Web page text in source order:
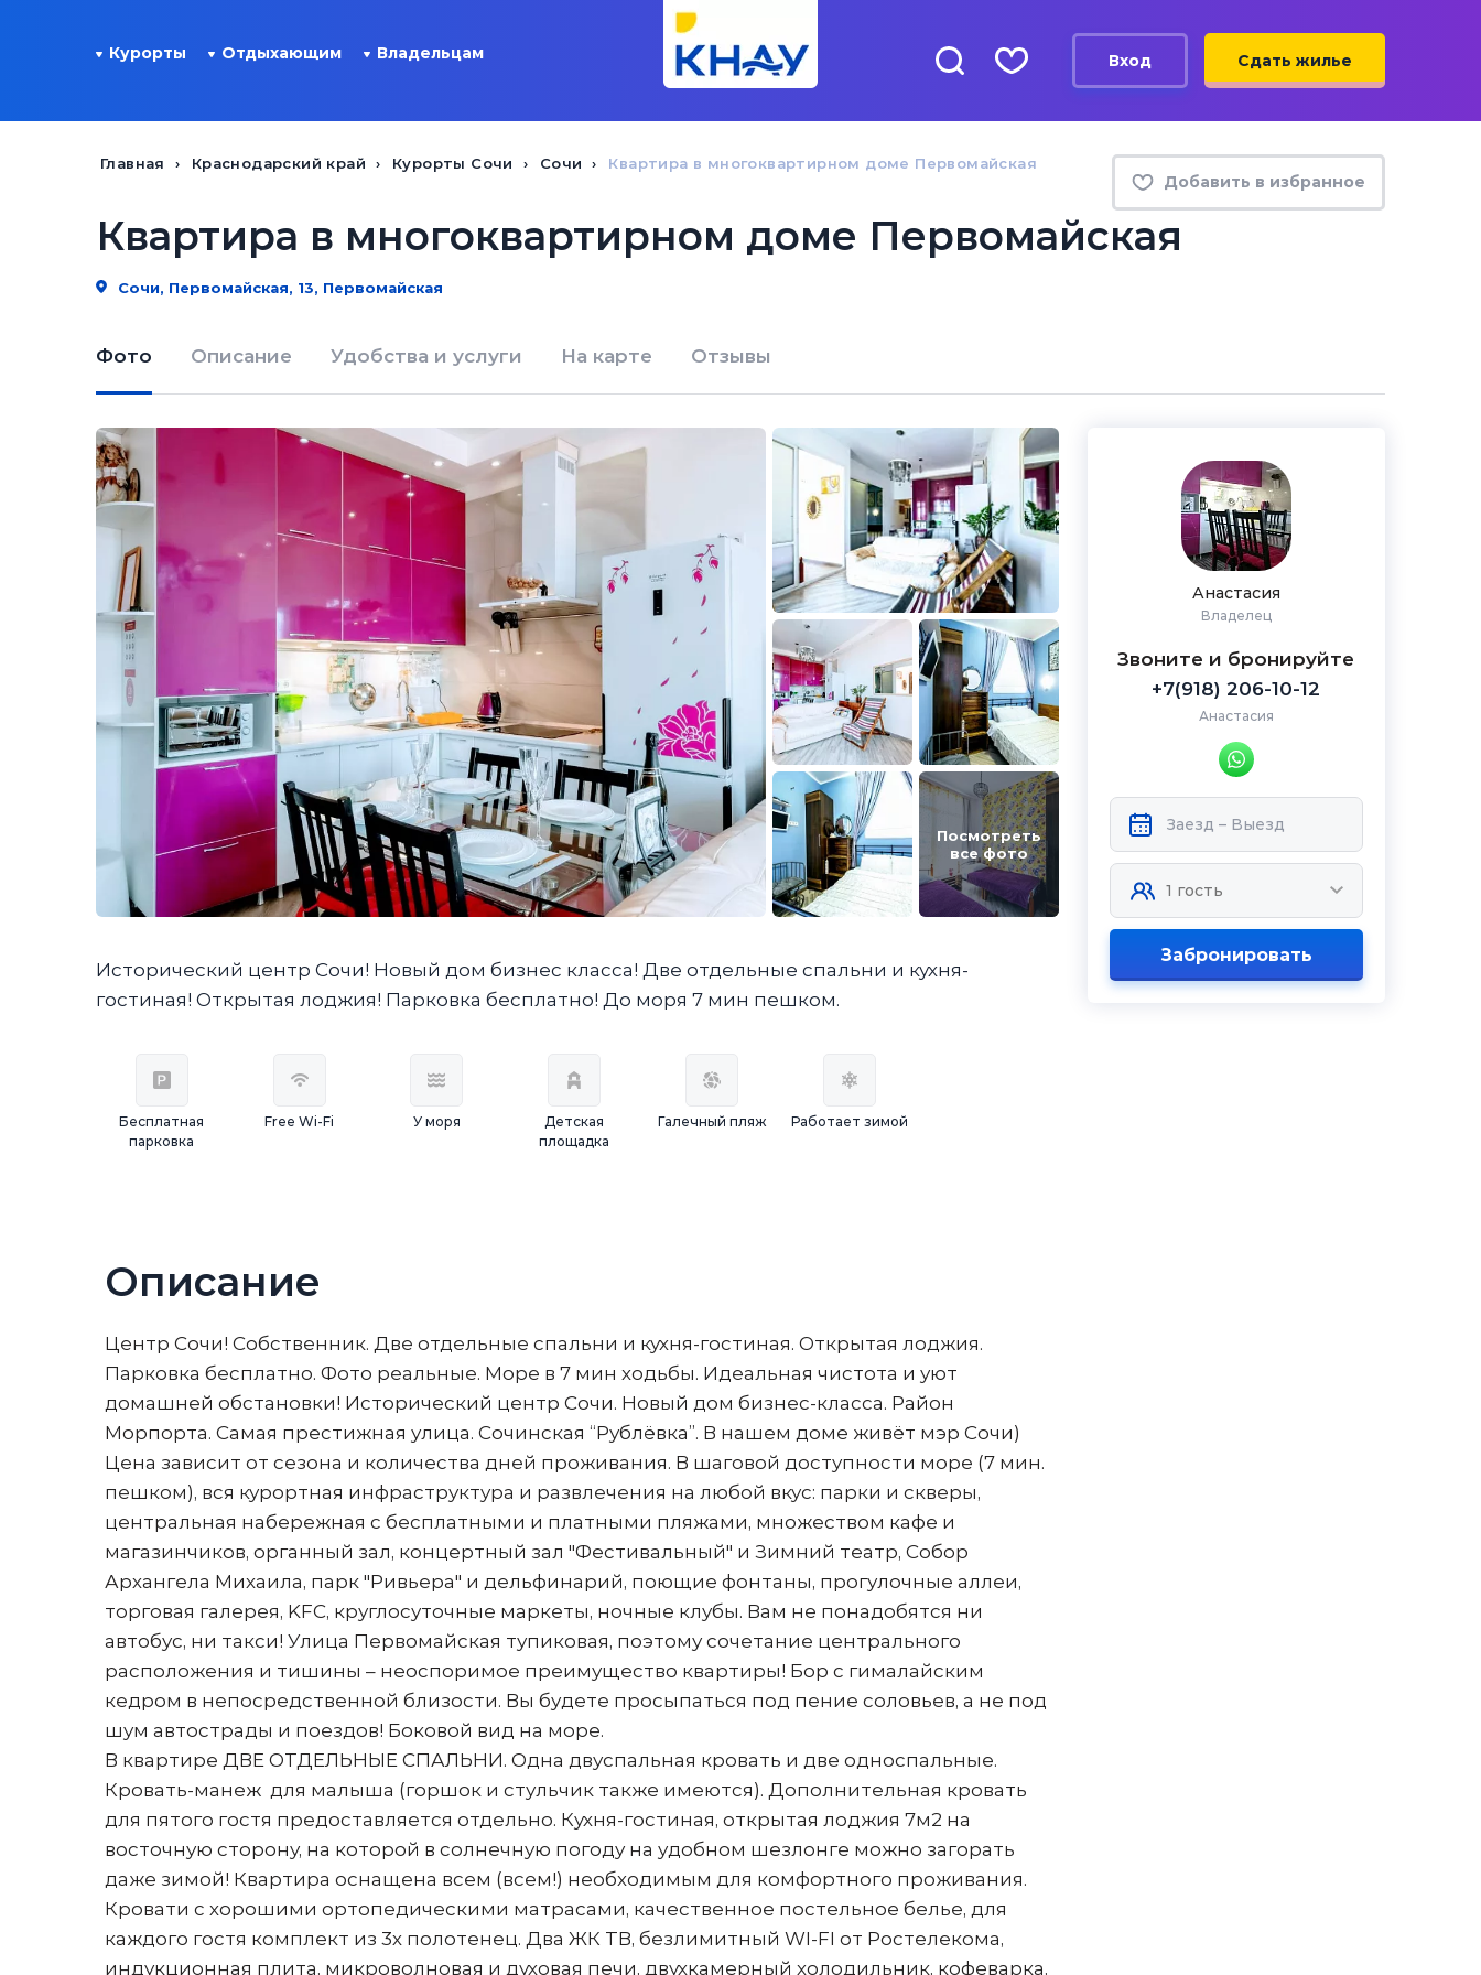
Курорты Отдыхающим Владельцам Вход Сдать жилье
Главная Краснодарский край Курорты Сочи Сочи Квартира в многоквартирном доме Первомайская
Добавить в избранное
Квартира в многоквартирном доме Первомайская
Сочи, Первомайская, 13, Первомайская
Фото Описание Удобства и услуги На карте Отзывы
Посмотреть
все фото
Анастасия
Владелец
Звоните и бронируйте
+7(918) 206-10-12
Анастасия
Забронировать
Исторический центр Сочи! Новый дом бизнес класса! Две отдельные спальни и кухня-
гостиная! Открытая лоджия! Парковка бесплатно! До моря 7 мин пешком.
Бесплатная
парковка
Free Wi-Fi У моря
Детская
площадка
Галечный пляж Работает зимой
Описание
Центр Сочи! Собственник. Две отдельные спальни и кухня-гостиная. Открытая лоджия.
Парковка бесплатно. Фото реальные. Море в 7 мин ходьбы. Идеальная чистота и уют
домашней обстановки! Исторический центр Сочи. Новый дом бизнес-класса. Район
Морпорта. Самая престижная улица. Сочинская “Рублёвка”. В нашем доме живёт мэр Сочи)
Цена зависит от сезона и количества дней проживания. В шаговой доступности море (7 мин.
пешком), вся курортная инфраструктура и развлечения на любой вкус: парки и скверы,
центральная набережная с бесплатными и платными пляжами, множеством кафе и
магазинчиков, органный зал, концертный зал "Фестивальный" и Зимний театр, Собор
Архангела Михаила, парк "Ривьера" и дельфинарий, поющие фонтаны, прогулочные аллеи,
торговая галерея, KFC, круглосуточные маркеты, ночные клубы. Вам не понадобятся ни
автобус, ни такси! Улица Первомайская тупиковая, поэтому сочетание центрального
расположения и тишины – неоспоримое преимущество квартиры! Бор с гималайским
кедром в непосредственной близости. Вы будете просыпаться под пение соловьев, а не под
шум автострады и поездов! Боковой вид на море.
В квартире ДВЕ ОТДЕЛЬНЫЕ СПАЛЬНИ. Одна двуспальная кровать и две односпальные.
Кровать-манеж для малыша (горшок и стульчик также имеются). Дополнительная кровать
для пятого гостя предоставляется отдельно. Кухня-гостиная, открытая лоджия 7м2 на
восточную сторону, на которой в солнечную погоду на удобном шезлонге можно загорать
даже зимой! Квартира оснащена всем (всем!) необходимым для комфортного проживания.
Кровати с хорошими ортопедическими матрасами, качественное постельное белье, для
каждого гостя комплект из 3х полотенец. Два ЖК ТВ, безлимитный WI-FI от Ростелекома,
индукционная плита, микроволновая и духовая печи, двухкамерный холодильник, кофеварка,